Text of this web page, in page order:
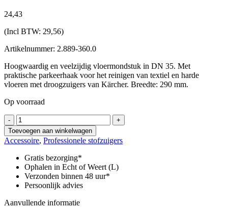
24,43
(Incl BTW: 29,56)
Artikelnummer: 2.889-360.0
Hoogwaardig en veelzijdig vloermondstuk in DN 35. Met
praktische parkeerhaak voor het reinigen van textiel en harde
vloeren met droogzuigers van Kärcher. Breedte: 290 mm.
Op voorraad
-
Vloermondstuk
voor
droge
stofzuigers,
DN
35,
breedte
290
voor
+
Toevoegen aan winkelwagen
Accessoire, Professionele stofzuigers
Gratis bezorging*
Ophalen in Echt of Weert (L)
Verzonden binnen 48 uur*
Persoonlijk advies
Aanvullende informatie